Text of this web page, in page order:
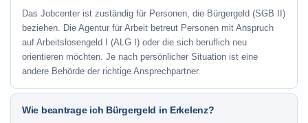
Das Jobcenter ist zuständig für Personen, die Bürgergeld (SGB II)
beziehen. Die Agentur für Arbeit betreut Personen mit Anspruch
auf Arbeitslosengeld I (ALG I) oder die sich beruflich neu
orientieren möchten. Je nach persönlicher Situation ist eine
andere Behörde der richtige Ansprechpartner.
Wie beantrage ich Bürgergeld in Erkelenz?